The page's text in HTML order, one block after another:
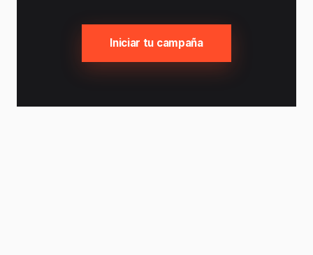
Iniciar tu campaña